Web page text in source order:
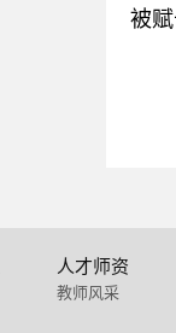
被
人才师资
教师风采